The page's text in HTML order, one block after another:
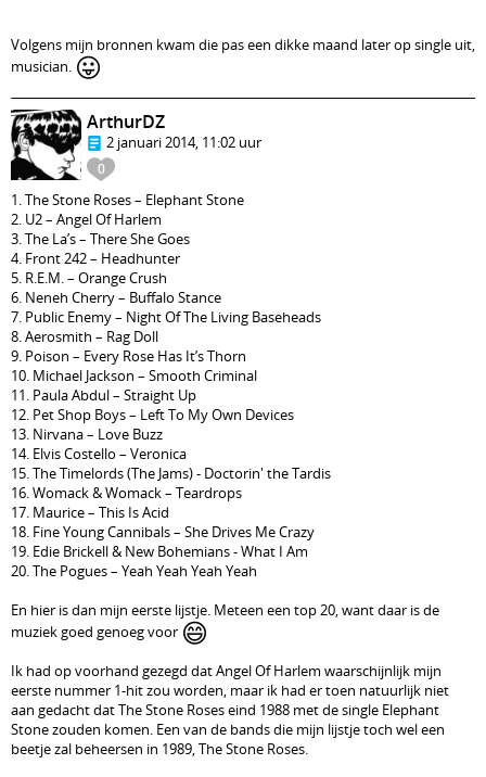
Volgens mijn bronnen kwam die pas een dikke maand later op single uit,
musician. 😛
0
ArthurDZ
2 januari 2014, 11:02 uur
1. The Stone Roses – Elephant Stone
2. U2 – Angel Of Harlem
3. The La’s – There She Goes
4. Front 242 – Headhunter
5. R.E.M. – Orange Crush
6. Neneh Cherry – Buffalo Stance
7. Public Enemy – Night Of The Living Baseheads
8. Aerosmith – Rag Doll
9. Poison – Every Rose Has It’s Thorn
10. Michael Jackson – Smooth Criminal
11. Paula Abdul – Straight Up
12. Pet Shop Boys – Left To My Own Devices
13. Nirvana – Love Buzz
14. Elvis Costello – Veronica
15. The Timelords (The Jams) - Doctorin' the Tardis
16. Womack & Womack – Teardrops
17. Maurice – This Is Acid
18. Fine Young Cannibals – She Drives Me Crazy
19. Edie Brickell & New Bohemians - What I Am
20. The Pogues – Yeah Yeah Yeah Yeah
En hier is dan mijn eerste lijstje. Meteen een top 20, want daar is de
muziek goed genoeg voor 😄
Ik had op voorhand gezegd dat Angel Of Harlem waarschijnlijk mijn
eerste nummer 1-hit zou worden, maar ik had er toen natuurlijk niet
aan gedacht dat The Stone Roses eind 1988 met de single Elephant
Stone zouden komen. Een van de bands die mijn lijstje toch wel een
beetje zal beheersen in 1989, The Stone Roses.